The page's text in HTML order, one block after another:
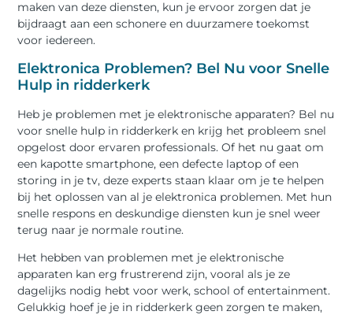
maken van deze diensten, kun je ervoor zorgen dat je
bijdraagt aan een schonere en duurzamere toekomst
voor iedereen.
Elektronica Problemen? Bel Nu voor Snelle
Hulp in ridderkerk
Heb je problemen met je elektronische apparaten? Bel nu
voor snelle hulp in ridderkerk en krijg het probleem snel
opgelost door ervaren professionals. Of het nu gaat om
een kapotte smartphone, een defecte laptop of een
storing in je tv, deze experts staan klaar om je te helpen
bij het oplossen van al je elektronica problemen. Met hun
snelle respons en deskundige diensten kun je snel weer
terug naar je normale routine.
Het hebben van problemen met je elektronische
apparaten kan erg frustrerend zijn, vooral als je ze
dagelijks nodig hebt voor werk, school of entertainment.
Gelukkig hoef je je in ridderkerk geen zorgen te maken,